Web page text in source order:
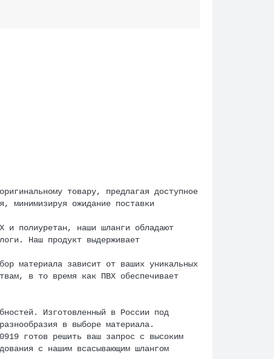
товару, предлагая доступное
минимизируя ожидание поставки
и полиуретан, наши шланги обладают
Наш продукт выдерживает
материала зависит от ваших уникальных
в то время как ПВХ обеспечивает
Изготовленный в России под
в выборе материала.
готов решить ваш запрос с высоким
с нашим всасывающим шлангом